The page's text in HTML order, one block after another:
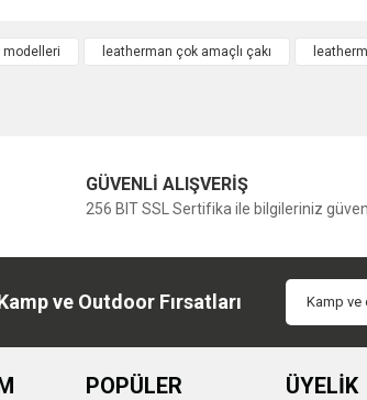
modelleri leatherman çok amaçlı çakı
GÜVENLİ ALIŞVERİŞ
256 BIT SSL Sertifika ile bilgileriniz
ve Outdoor Fırsatları
POPÜLER
ÜYELİK